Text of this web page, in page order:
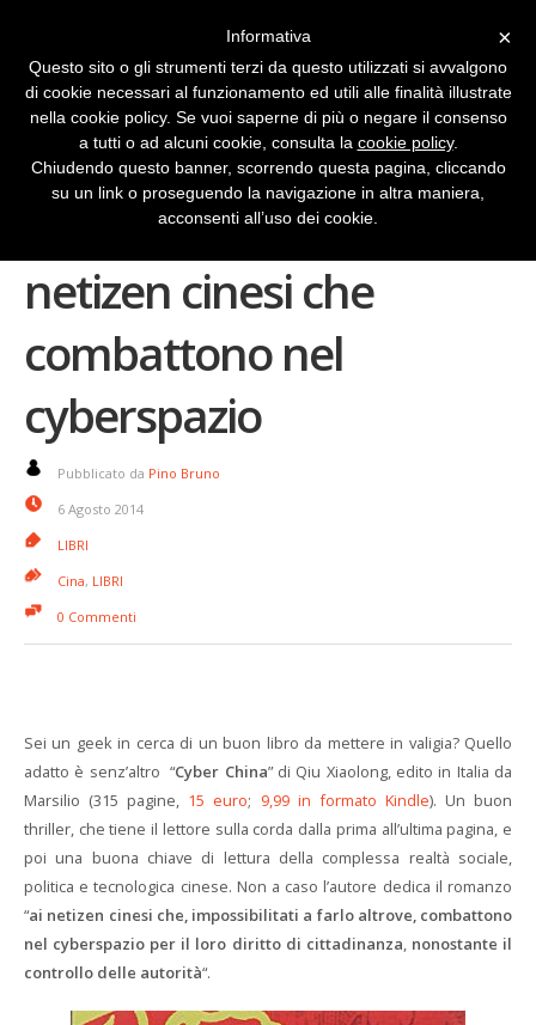
Cyber China, dedicato ai
netizen cinesi che
combattono nel
cyberspazio
Pubblicato da Pino Bruno
6 Agosto 2014
LIBRI
Cina, LIBRI
0 Commenti
Sei un geek in cerca di un buon libro da mettere in valigia? Quello
adatto è senz’altro “Cyber China” di Qiu Xiaolong, edito in Italia da
Marsilio (315 pagine, 15 euro; 9,99 in formato Kindle). Un buon
thriller, che tiene il lettore sulla corda dalla prima all’ultima pagina, e
poi una buona chiave di lettura della complessa realtà sociale,
politica e tecnologica cinese. Non a caso l’autore dedica il romanzo
“ai netizen cinesi che, impossibilitati a farlo altrove, combattono
nel cyberspazio per il loro diritto di cittadinanza, nonostante il
controllo delle autorità“.
×
Informativa
Questo sito o gli strumenti terzi da questo utilizzati si avvalgono
di cookie necessari al funzionamento ed utili alle finalità illustrate
nella cookie policy. Se vuoi saperne di più o negare il consenso
a tutti o ad alcuni cookie, consulta la cookie policy.
Chiudendo questo banner, scorrendo questa pagina, cliccando
su un link o proseguendo la navigazione in altra maniera,
acconsenti all’uso dei cookie.